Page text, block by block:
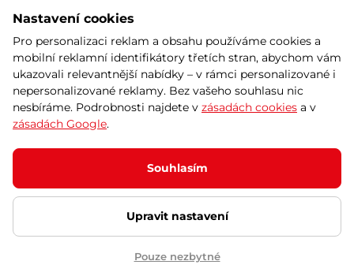
Náhradní desky ke stolu
inSPORTline OUTDOOR 1000
2ks
5(1)
Náhradní deska pro stůl inSPORTline
OUTDOOR 1000. Dá se použít i
5 499 Kč
na cestě – 18.9.2026
Detail
Náhradní desky pro stůl
Nastavení cookies
Pro personalizaci reklam a obsahu používáme cookies a
mobilní reklamní identifikátory třetích stran, abychom vám
ukazovali relevantnější nabídky – v rámci personalizované i
nepersonalizované reklamy. Bez vašeho souhlasu nic
nesbíráme. Podrobnosti najdete v zásadách cookies a v
zásadách Google.
Souhlasím
Upravit nastavení
Pouze nezbytné